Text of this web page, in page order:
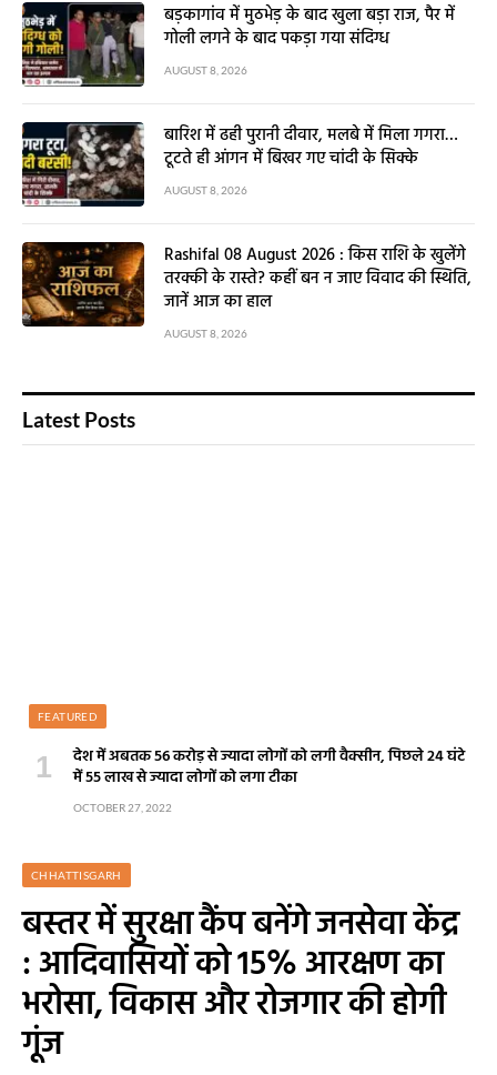
बड़कागांव में मुठभेड़ के बाद खुला बड़ा राज, पैर में
गोली लगने के बाद पकड़ा गया संदिग्ध
AUGUST 8, 2026
बारिश में ढही पुरानी दीवार, मलबे में मिला गगरा…
टूटते ही आंगन में बिखर गए चांदी के सिक्के
AUGUST 8, 2026
Rashifal 08 August 2026 : किस राशि के खुलेंगे
तरक्की के रास्ते? कहीं बन न जाए विवाद की स्थिति,
जानें आज का हाल
AUGUST 8, 2026
Latest Posts
FEATURED
देश में अबतक 56 करोड़ से ज्यादा लोगों को लगी वैक्सीन, पिछले 24 घंटे
में 55 लाख से ज्यादा लोगों को लगा टीका
OCTOBER 27, 2022
CHHATTISGARH
बस्तर में सुरक्षा कैंप बनेंगे जनसेवा केंद्र
: आदिवासियों को 15% आरक्षण का
भरोसा, विकास और रोजगार की होगी
गूंज